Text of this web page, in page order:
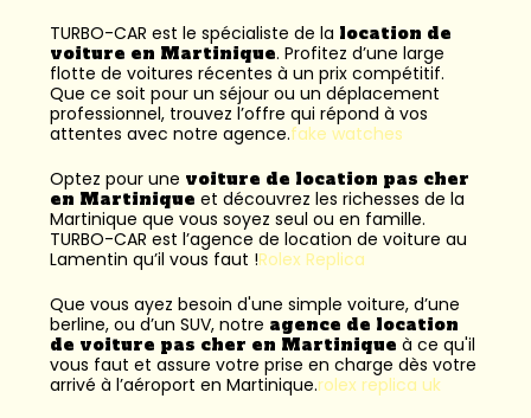
TURBO-CAR est le spécialiste de la location de
voiture en Martinique. Profitez d’une large
flotte de voitures récentes à un prix compétitif.
Que ce soit pour un séjour ou un déplacement
professionnel, trouvez l’offre qui répond à vos
attentes avec notre agence.fake watches
Optez pour une voiture de location pas cher
en Martinique et découvrez les richesses de la
Martinique que vous soyez seul ou en famille.
TURBO-CAR est l’agence de location de voiture au
Lamentin qu’il vous faut !Rolex Replica
Que vous ayez besoin d'une simple voiture, d’une
berline, ou d’un SUV, notre agence de location
de voiture pas cher en Martinique à ce qu'il
vous faut et assure votre prise en charge dès votre
arrivé à l’aéroport en Martinique.rolex replica uk